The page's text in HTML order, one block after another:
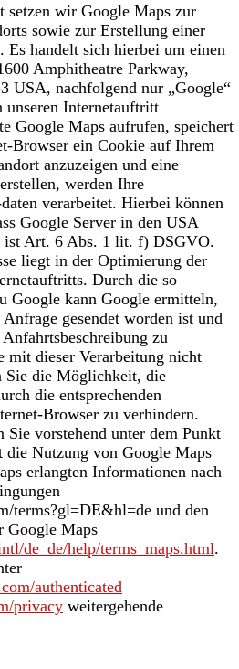
setzen wir Google Maps zur
sowie zur Erstellung einer
Es handelt sich hierbei um einen
Amphitheatre Parkway,
USA, nachfolgend nur „Google“
unseren Internetauftritt
Google Maps aufrufen, speichert
Browser ein Cookie auf Ihrem
anzuzeigen und eine
werden Ihre
verarbeitet. Hierbei können
Google Server in den USA
ist Art. 6 Abs. 1 lit. f) DSGVO.
liegt in der Optimierung der
Durch die so
Google kann Google ermitteln,
gesendet worden ist und
zu
mit dieser Verarbeitung nicht
Sie die Möglichkeit, die
die entsprechenden
Browser zu verhindern.
vorstehend unter dem Punkt
die Nutzung von Google Maps
erlangten Informationen nach
terms?gl=DE&hl=de und den
Google Maps
de_de/help/terms_maps.html.
authenticated
privacy weitergehende